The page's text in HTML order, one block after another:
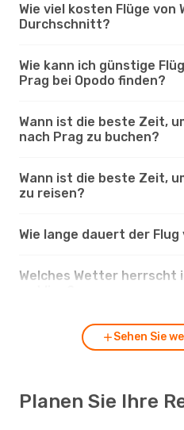
Wie viel kosten Flüge von
Durchschnitt?
Wie kann ich günstige
Prag bei Opodo finden?
Wann ist die beste Zeit,
nach Prag zu buchen?
Wann ist die beste Zeit,
zu reisen?
Wie lange dauert der Flug
Welches Wetter herrscht
Sehen Sie
Planen Sie Ihre